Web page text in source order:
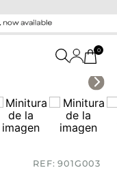
0
REF:901G003